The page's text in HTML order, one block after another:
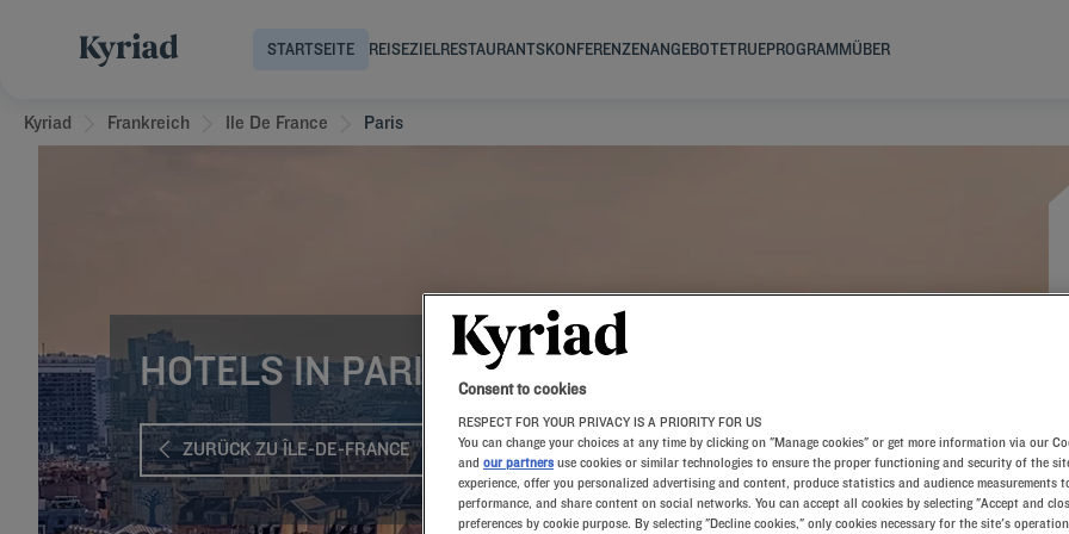
STARTSEITE REISEZIELRESTAURANTSKONFERENZENANGEBOTETRUEPROGRAMMÜBER
Kyriad Frankreich Ile De France Paris
HOTELS IN PARIS
ZURÜCK ZU ÎLE-DE-FRANCE
Consent to cookies
RESPECT FOR YOUR PRIVACY IS A PRIORITY FOR US
You can change your choices at any time by clicking on "Manage cookies" or get more information via our
and our partners use cookies or similar technologies to ensure the proper functioning and security of the
experience, offer you personalized advertising and content, produce statistics and audience measurements
performance, and share content on social networks. You can accept all cookies by selecting "Accept and
preferences by cookie purpose. By selecting "Decline cookies," only cookies necessary for the site's